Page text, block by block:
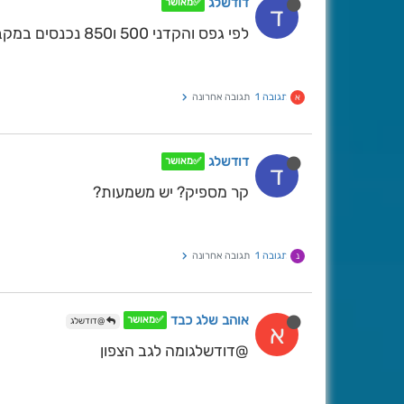
ד
לפי גפס והקדני 500 ו850 נכנסים במקביל למרכז
א תגובה 1 תגובה אחרונה
ד דודשלג ✅מאושר
קר מספיק? יש משמעות?
נ תגובה 1 תגובה אחרונה
א אוהב שלג כבד ✅מאושר @דודשלג
@דודשלגומה לגב הצפון